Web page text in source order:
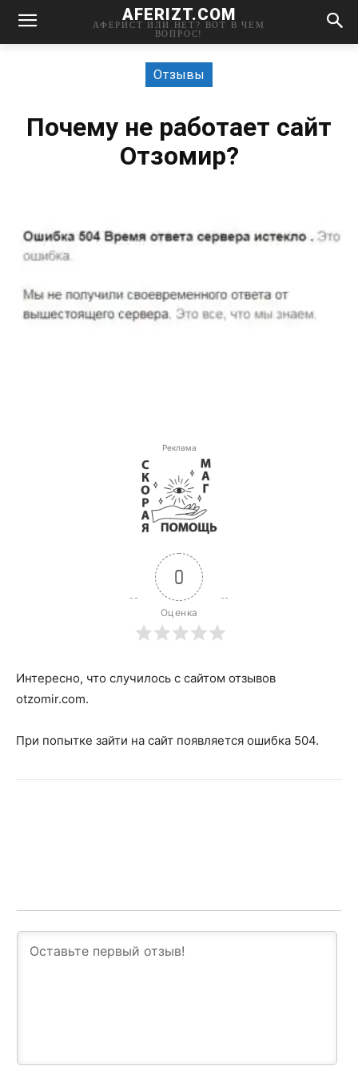
AFERIZT.COM
АФЕРИСТ ИЛИ НЕТ? ВОТ В ЧЕМ
ВОПРОС!
Отзывы
Почему не работает сайт
Отзомир?
Реклама
0
Оценка
Интересно, что случилось с сайтом отзывов
otzomir.com.
При попытке зайти на сайт появляется ошибка 504.